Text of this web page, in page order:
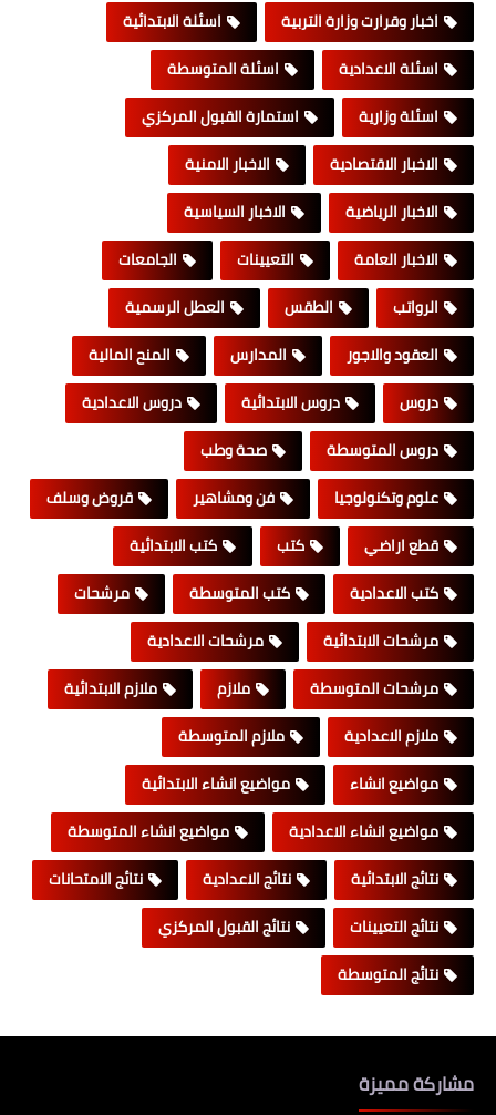
اخبار وقرارت وزارة التربية
اسئلة الابتدائية
اسئلة الاعدادية
اسئلة المتوسطة
اسئلة وزارية
استمارة القبول المركزي
الاخبار الاقتصادية
الاخبار الامنية
الاخبار الرياضية
الاخبار السياسية
الاخبار العامة
التعيينات
الجامعات
الرواتب
الطقس
العطل الرسمية
العقود والاجور
المدارس
المنح المالية
دروس
دروس الابتدائية
دروس الاعدادية
دروس المتوسطة
صحة وطب
علوم وتكنولوجيا
فن ومشاهير
قروض وسلف
قطع اراضي
كتب
كتب الابتدائية
كتب الاعدادية
كتب المتوسطة
مرشحات
مرشحات الابتدائية
مرشحات الاعدادية
مرشحات المتوسطة
ملازم
ملازم الابتدائية
ملازم الاعدادية
ملازم المتوسطة
مواضيع انشاء
مواضيع انشاء الابتدائية
مواضيع انشاء الاعدادية
مواضيع انشاء المتوسطة
نتائج الابتدائية
نتائج الاعدادية
نتائج الامتحانات
نتائج التعيينات
نتائج القبول المركزي
نتائج المتوسطة
مشاركة مميزة